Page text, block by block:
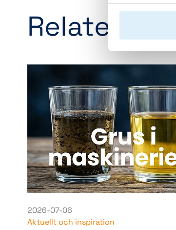
Relaterade
2026-07-06
Aktuellt och inspiration